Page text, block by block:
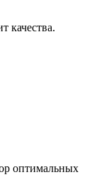
качества.
оптимальных